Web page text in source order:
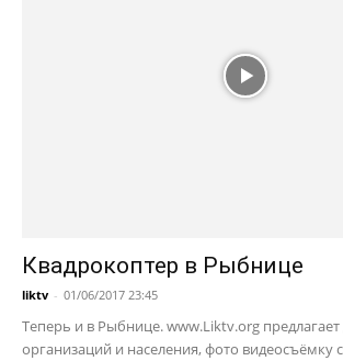
Квадрокоптер в Рыбнице
liktv - 01/06/2017 23:45
Теперь и в Рыбнице. www.Liktv.org
организаций и населения, фото видеосъёмку